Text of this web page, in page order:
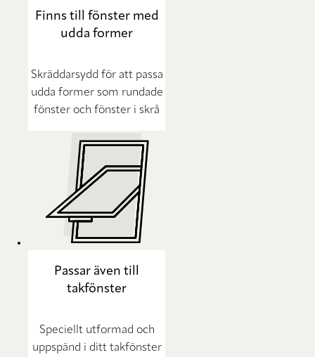
Finns till fönster med
udda former
Skräddarsydd för att passa
udda former som rundade
fönster och fönster i skrå
Passar även till
takfönster
Speciellt utformad och
uppspänd i ditt takfönster